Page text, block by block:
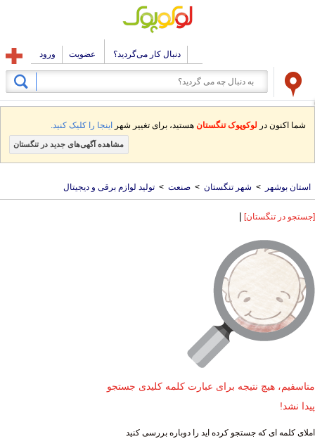
دنبال کار می‌گردید؟ عضویت ورود
شما اکنون در لوکوپوک تنگستان هستید، برای تغییر شهر اینجا را کلیک کنید.
مشاهده آگهی‌های جدید در تنگستان
استان بوشهر > شهر تنگستان > صنعت > تولید لوازم برقی و دیجیتال
[جستجو در تنگستان] |
متاسفیم، هیچ نتیجه برای عبارت کلمه کلیدی جستجو
پیدا نشد!
املای کلمه ای که جستجو کرده اید را دوباره بررسی کنید